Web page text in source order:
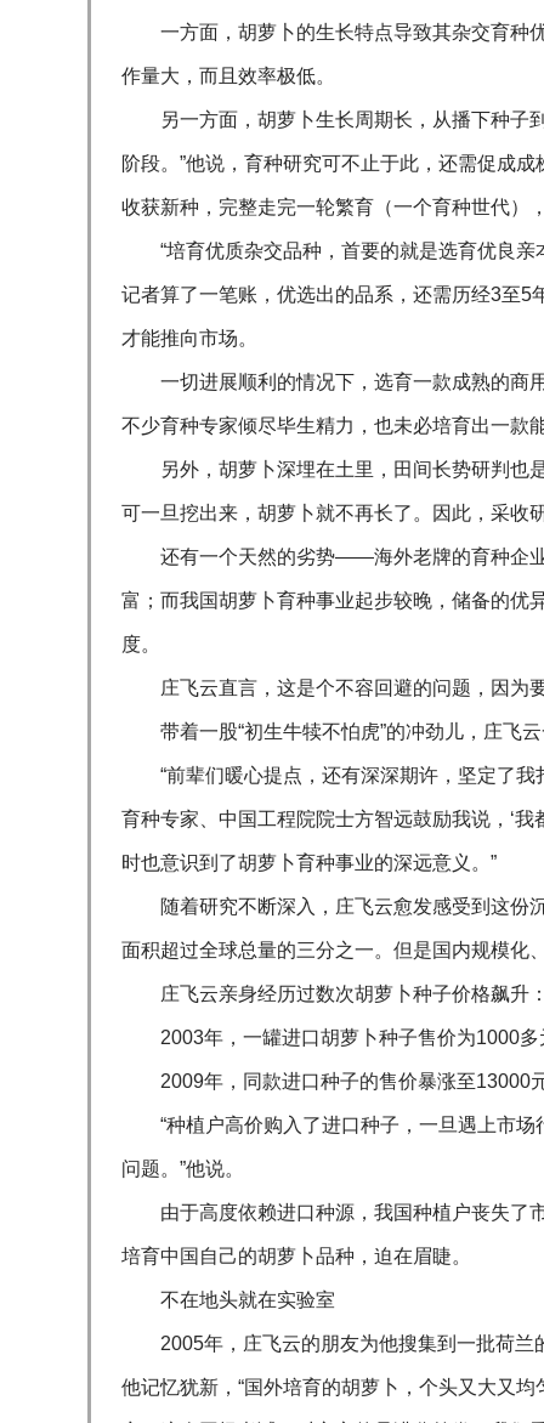
一方面，胡萝卜的生长特点导致其杂交育种
作量大，而且效率极低。
另一方面，胡萝卜生长周期长，从播下种子
阶段。”他说，育种研究可不止于此，还需促成
收获新种，完整走完一轮繁育（一个育种世代）
“培育优质杂交品种，首要的就是选育优良
记者算了一笔账，优选出的品系，还需历经3至
才能推向市场。
一切进展顺利的情况下，选育一款成熟的商
不少育种专家倾尽毕生精力，也未必培育出一款
另外，胡萝卜深埋在土里，田间长势研判也
可一旦挖出来，胡萝卜就不再长了。因此，采收
还有一个天然的劣势——海外老牌的育种企
富；而我国胡萝卜育种事业起步较晚，储备的优
度。
庄飞云直言，这是个不容回避的问题，因为
带着一股“初生牛犊不怕虎”的冲劲儿，庄飞
“前辈们暖心提点，还有深深期许，坚定了
育种专家、中国工程院院士方智远鼓励我说，‘
时也意识到了胡萝卜育种事业的深远意义。”
随着研究不断深入，庄飞云愈发感受到这份
面积超过全球总量的三分之一。但是国内规模化
庄飞云亲身经历过数次胡萝卜种子价格飙升
2003年，一罐进口胡萝卜种子售价为1000
2009年，同款进口种子的售价暴涨至13000
“种植户高价购入了进口种子，一旦遇上市
问题。”他说。
由于高度依赖进口种源，我国种植户丧失了
培育中国自己的胡萝卜品种，迫在眉睫。
不在地头就在实验室
2005年，庄飞云的朋友为他搜集到一批荷
他记忆犹新，“国外培育的胡萝卜，个头又大又